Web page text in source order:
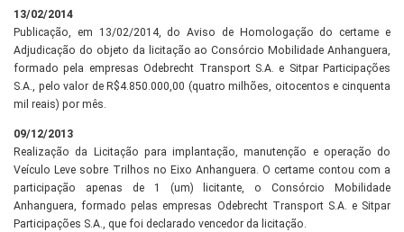
13/02/2014
Publicação, em 13/02/2014, do Aviso de Homologação do certame e
Adjudicação do objeto da licitação ao Consórcio Mobilidade Anhanguera,
formado pela empresas Odebrecht Transport S.A. e Sitpar Participações
S.A., pelo valor de R$4.850.000,00 (quatro milhões, oitocentos e cinquenta
mil reais) por mês.
09/12/2013
Realização da Licitação para implantação, manutenção e operação do
Veículo Leve sobre Trilhos no Eixo Anhanguera. O certame contou com a
participação apenas de 1 (um) licitante, o Consórcio Mobilidade
Anhanguera, formado pelas empresas Odebrecht Transport S.A. e Sitpar
Participações S.A., que foi declarado vencedor da licitação.